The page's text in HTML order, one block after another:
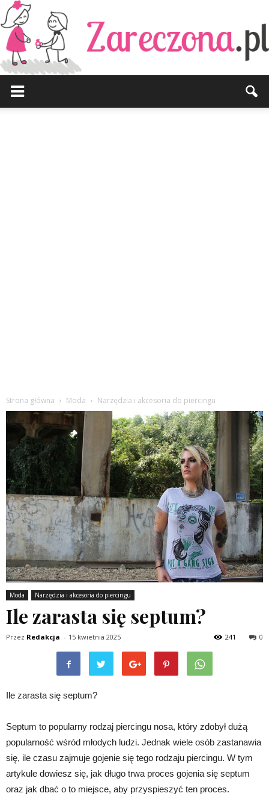
Strona główna Moda Narzędzia i akcesoria do piercingu
Moda Narzędzia i akcesoria do piercingu
Ile zarasta się septum?
Przez Redakcja - 15 kwietnia 2025 0
241
Ile zarasta się septum?
Septum to popularny rodzaj piercingu nosa, który zdobył dużą
popularność wśród młodych ludzi. Jednak wiele osób zastanawia
się, ile czasu zajmuje gojenie się tego rodzaju piercingu. W tym
artykule dowiesz się, jak długo trwa proces gojenia się septum
oraz jak dbać o to miejsce, aby przyspieszyć ten proces.